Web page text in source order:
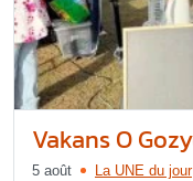
Vakans O
5 août La UNE du jour